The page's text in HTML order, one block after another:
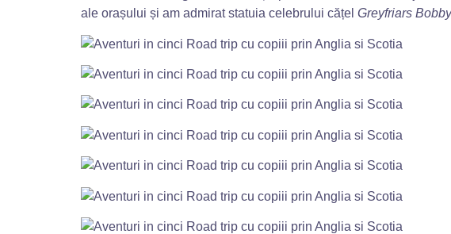
ale orașului și am admirat statuia celebrului cățel Greyfriars Bobby